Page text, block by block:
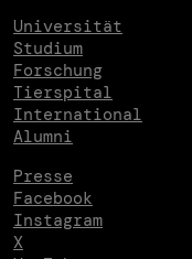
Universität
Studium
Forschung
Tierspital
International
Alumni
Presse
Facebook
Instagram
X